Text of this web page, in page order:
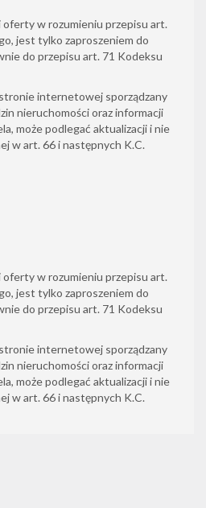
w rozumieniu przepisu art.
jest tylko zaproszeniem do
do przepisu art. 71 Kodeksu
internetowej sporządzany
nieruchomości oraz informacji
może podlegać aktualizacji i nie
w art. 66 i następnych K.C.
w rozumieniu przepisu art.
jest tylko zaproszeniem do
do przepisu art. 71 Kodeksu
internetowej sporządzany
nieruchomości oraz informacji
może podlegać aktualizacji i nie
w art. 66 i następnych K.C.